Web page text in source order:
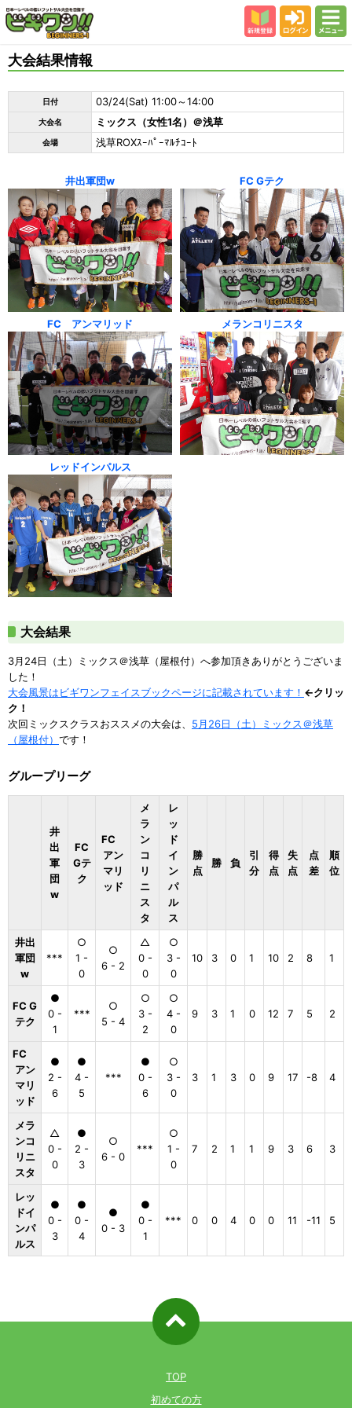
会場
大会結果
よくある質問
参加者の声
大会結果情報
日付 03/24(Sat) 11:00～14:00
大会名 ミックス（女性1名）＠浅草
会場 浅草ROXｽｰﾊﾟｰﾏﾙﾁｺｰﾄ
井出軍団w FC Gテク
FC アンマリッド メランコリニスタ
レッドインパルス
大会結果
3月24日（土）ミックス＠浅草（屋根付）へ参加頂きありがとうございま
した！
大会風景はビギワンフェイスブックページに記載されています！ ←クリッ
ク！
次回ミックスクラスおススメの大会は、 5月26日（土）ミックス＠浅草
（屋根付） です！
グループリーグ
井
出
軍
団
w
FC
Gテ
ク
FC
アン
マリ
ッド
メ
ラ
ン
コ
リ
ニ
ス
タ
レ
ッ
ド
イ
ン
パ
ル
ス
勝
点
勝 負
引
分
得
点
失
点
点
差
順
位
井出
軍団
w
***
○
1 -
0
○
6 - 2
△
0 -
0
○
3 -
0
10 3 0 1 10 2 8 1
FC G
テク
●
0 -
1
***
○
5 - 4
○
3 -
2
○
4 -
0
9 3 1 0 12 7 5 2
FC
アン
マリ
ッド
●
2 -
6
●
4 -
5
***
●
0 -
6
○
3 -
0
3 1 3 0 9 17 -8 4
メラ
ンコ
リニ
スタ
△
0 -
0
●
2 -
3
○
6 - 0
***
○
1 -
0
7 2 1 1 9 3 6 3
レッ
ドイ
ンパ
ルス
●
0 -
3
●
0 -
4
●
0 - 3
●
0 -
1
*** 0 0 4 0 0 11 -11 5
TOP
初めての方